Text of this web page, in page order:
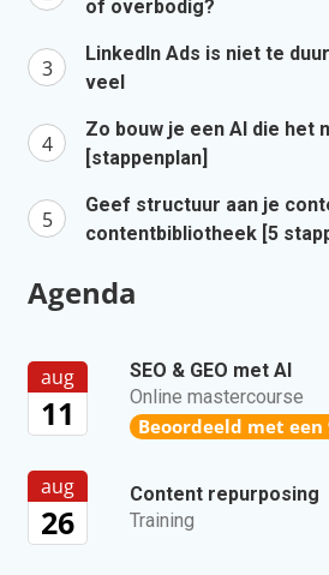
of overbodig?
LinkedIn Ads is niet te
veel
Zo bouw je een AI die het
[stappenplan]
Geef structuur aan je
contentbibliotheek [5
Agenda
aug
11
SEO & GEO met AI
Online mastercourse
Beoordeeld met een
aug
26
Content repurposing
Training